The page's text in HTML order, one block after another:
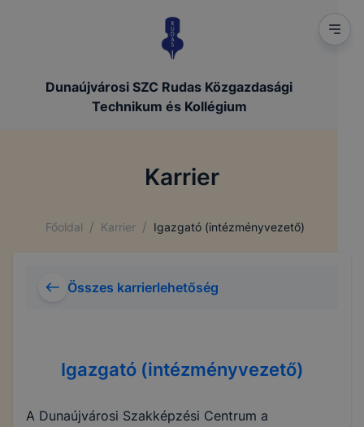
Dunaújvárosi SZC Rudas Közgazdasági
Technikum és Kollégium
Karrier
Főoldal / Karrier / Igazgató (intézményvezető)
Összes karrierlehetőség
Igazgató (intézményvezető)
A Dunaújvárosi Szakképzési Centrum a